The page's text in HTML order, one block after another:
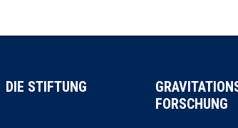
DIE STIFTUNG
FORSCHUNG